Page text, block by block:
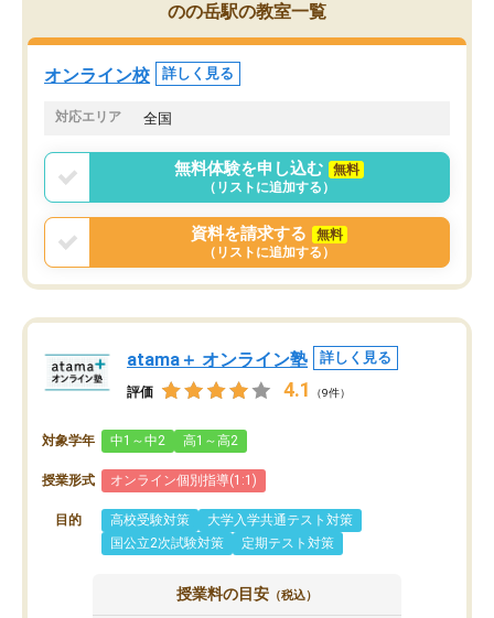
のの岳駅の教室一覧
オンライン校 詳しく見る
対応エリア 全国
無料体験を申し込む
無料
（リストに追加する）
資料を請求する
無料
（リストに追加する）
atama＋ オンライン塾 詳しく見る
評価 4.1 （9件）
対象学年 中1～中2 高1～高2
授業形式 オンライン個別指導(1:1)
目的 高校受験対策
大学入学共通テスト対策
国公立2次試験対策
定期テスト対策
授業料の目安 （税込）